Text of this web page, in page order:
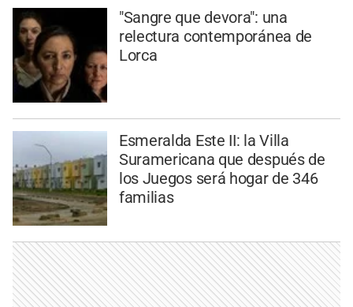
"Sangre que devora": una
relectura contemporánea de
Lorca
Esmeralda Este II: la Villa
Suramericana que después de
los Juegos será hogar de 346
familias